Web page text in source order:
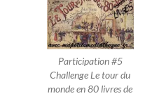
Participation #5
Challenge Le tour du
monde en 80 livres de